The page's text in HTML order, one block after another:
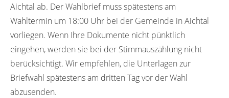
Aichtal ab. Der Wahlbrief muss spätestens am
Wahltermin um 18:00 Uhr bei der Gemeinde in Aichtal
vorliegen. Wenn Ihre Dokumente nicht pünktlich
eingehen, werden sie bei der Stimmauszählung nicht
berücksichtigt. Wir empfehlen, die Unterlagen zur
Briefwahl spätestens am dritten Tag vor der Wahl
abzusenden.